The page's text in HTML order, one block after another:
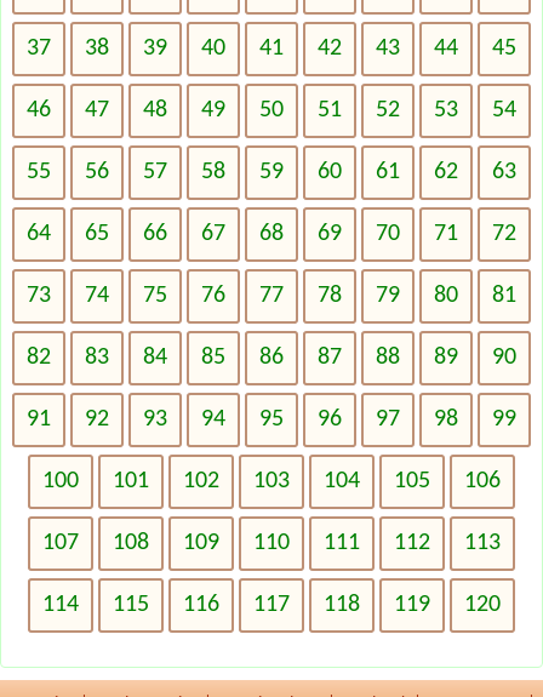
37 38 39 40 41 42 43 44 45
46 47 48 49 50 51 52 53 54
55 56 57 58 59 60 61 62 63
64 65 66 67 68 69 70 71 72
73 74 75 76 77 78 79 80 81
82 83 84 85 86 87 88 89 90
91 92 93 94 95 96 97 98 99
100 101 102 103 104 105 106
107 108 109 110 111 112 113
114 115 116 117 118 119 120